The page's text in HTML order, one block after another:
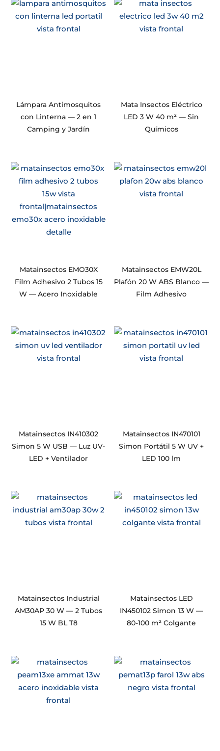
Lámpara Antimosquitos
con Linterna — 2 en 1
Camping y Jardín
Mata Insectos Eléctrico
LED 3 W 40 m² — Sin
Químicos
Matainsectos EMO30X
Film Adhesivo 2 Tubos 15
W — Acero Inoxidable
Matainsectos EMW20L
Plafón 20 W ABS Blanco —
Film Adhesivo
Matainsectos IN410302
Simon 5 W USB — Luz UV-
LED + Ventilador
Matainsectos IN470101
Simon Portátil 5 W UV +
LED 100 lm
Matainsectos Industrial
AM30AP 30 W — 2 Tubos
15 W BL T8
Matainsectos LED
IN450102 Simon 13 W —
80-100 m² Colgante